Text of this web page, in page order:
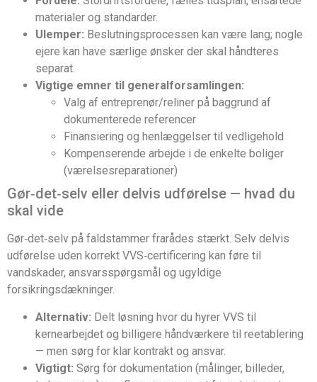
materialer og standarder.
Ulemper: Beslutningsprocessen kan være lang; nogle
ejere kan have særlige ønsker der skal håndteres
separat.
Vigtige emner til generalforsamlingen:
Valg af entreprenør/reliner på baggrund af
dokumenterede referencer
Finansiering og henlæggelser til vedligehold
Kompenserende arbejde i de enkelte boliger
(værelsesreparationer)
Gør‑det‑selv eller delvis udførelse — hvad du
skal vide
Gør‑det‑selv på faldstammer frarådes stærkt. Selv delvis
udførelse uden korrekt VVS‑certificering kan føre til
vandskader, ansvarsspørgsmål og ugyldige
forsikringsdækninger.
Alternativ: Delt løsning hvor du hyrer VVS til
kernearbejdet og billigere håndværkere til reetablering
— men sørg for klar kontrakt og ansvar.
Vigtigt: Sørg for dokumentation (målinger, billeder,